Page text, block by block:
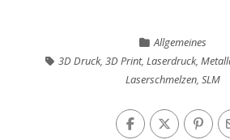
Allgemeines
3D Druck,3D Print,Laserdruck,
Laserschmelzen,SLM